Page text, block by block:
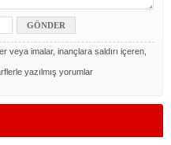
veya imalar, inançlara saldırı içeren,
yazılmış yorumlar